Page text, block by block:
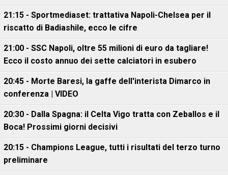
21:15 - Sportmediaset: trattativa Napoli-Chelsea per il
riscatto di Badiashile, ecco le cifre
21:00 - SSC Napoli, oltre 55 milioni di euro da tagliare!
Ecco il costo annuo dei sette calciatori in esubero
20:45 - Morte Baresi, la gaffe dell'interista Dimarco in
conferenza | VIDEO
20:30 - Dalla Spagna: il Celta Vigo tratta con Zeballos e il
Boca! Prossimi giorni decisivi
20:15 - Champions League, tutti i risultati del terzo turno
preliminare